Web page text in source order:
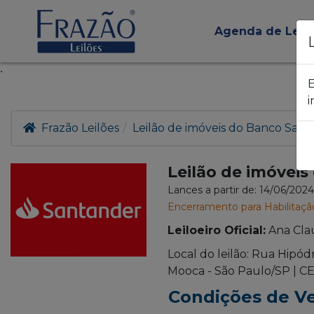
.
Agenda de
Frazão Leilões Leilão de imóveis do Banco
Leilão de
Lances a partir de: 14/06/
Encerramento para
Leiloeiro Oficial: Ana
Local do leilão: Rua
Mooca - São Paulo/SP |
Condições de